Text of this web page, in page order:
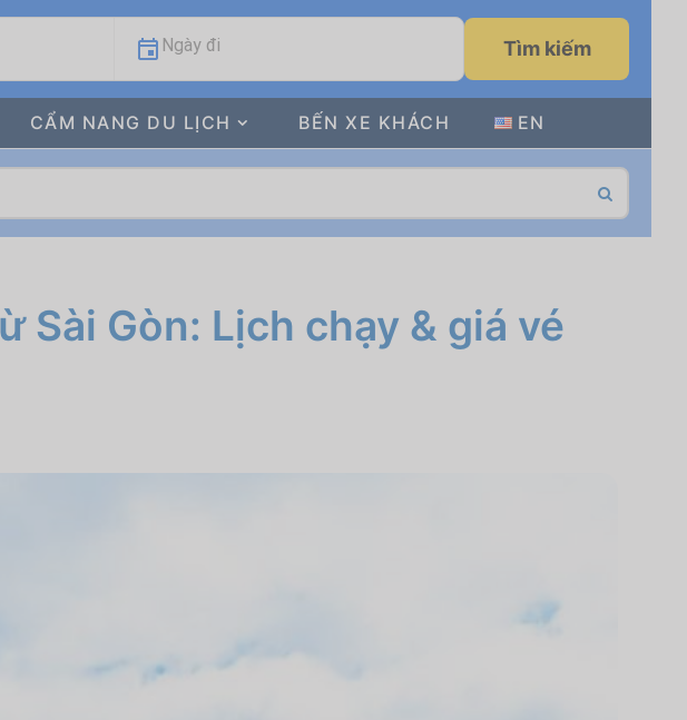
Ngày đi Tìm kiếm
CẨM NANG DU LỊCH BẾN XE KHÁCH EN
Sài Gòn: Lịch chạy & giá vé